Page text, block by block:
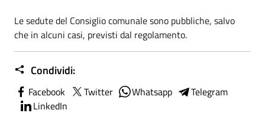
Le sedute del Consiglio comunale sono pubbliche, salvo
che in alcuni casi, previsti dal regolamento.
Condividi:
Facebook Twitter Whatsapp
Telegram
LinkedIn